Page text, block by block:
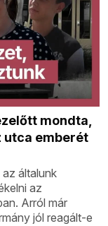
mondta,
utca emberét
általunk
az
Arról már
jól reagált-e